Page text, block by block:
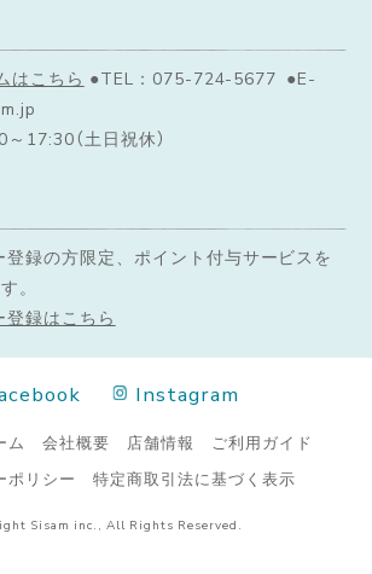
はこちら ●TEL：075-724-5677 ●E-
17:30（土日祝休）
録の方限定、ポイント付与サービスを
。
録はこちら
Instagram
ム 会社概要 店舗情報
ご利用ガイド
ポリシー
特定商取引法に基づく表示
Sisam inc., All Rights Reserved.